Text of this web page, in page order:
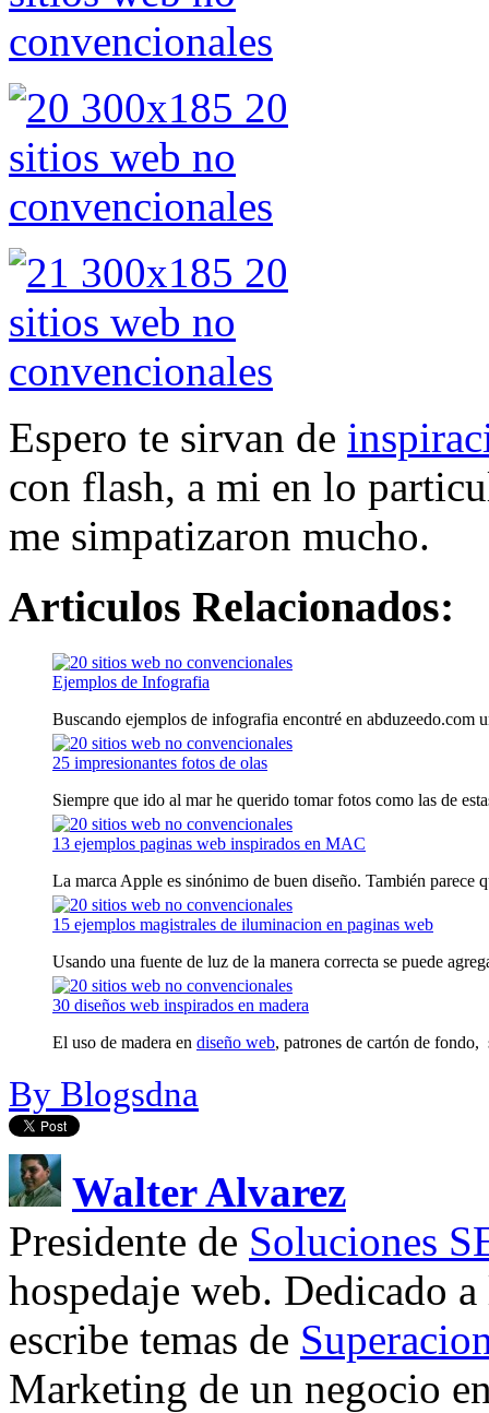
Espero te sirvan de
con flash, a mi en lo
me simpatizaron mucho.
Articulos Relacionados:
Ejemplos de Infografia
Buscando ejemplos de infografia encontré en abduzeedo.com
25 impresionantes fotos de olas
Siempre que ido al mar he querido tomar fotos como las de
13 ejemplos paginas web inspirados en MAC
La marca Apple es sinónimo de buen diseño. También parece
15 ejemplos magistrales de iluminacion en paginas web
Usando una fuente de luz de la manera correcta se puede
30 diseños web inspirados en madera
El uso de madera en diseño web, patrones de cartón de fondo,
By Blogsdna
Walter Alvarez
Presidente de Soluciones
hospedaje web. Dedicado
escribe temas de
Marketing de un negocio